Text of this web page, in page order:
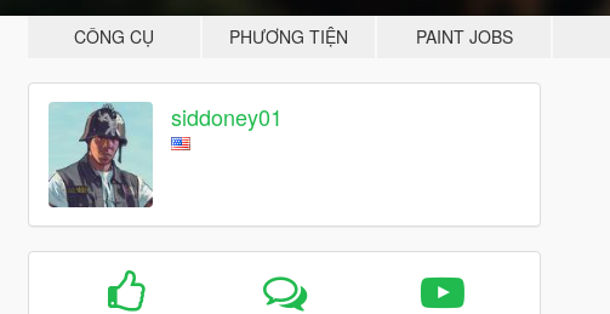
CÔNG CỤ PHƯƠNG TIỆN PAINT JOBS
siddoney01